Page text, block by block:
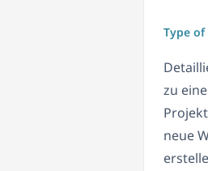
Type
zu
neue